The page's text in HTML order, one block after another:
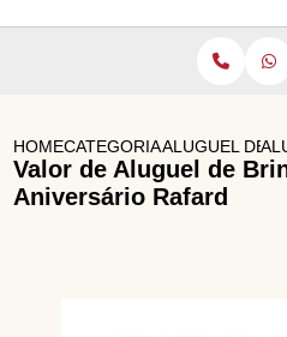
HOMECATEGORIASALUGUEL DE
Valor de Aluguel de
Aniversário Rafard